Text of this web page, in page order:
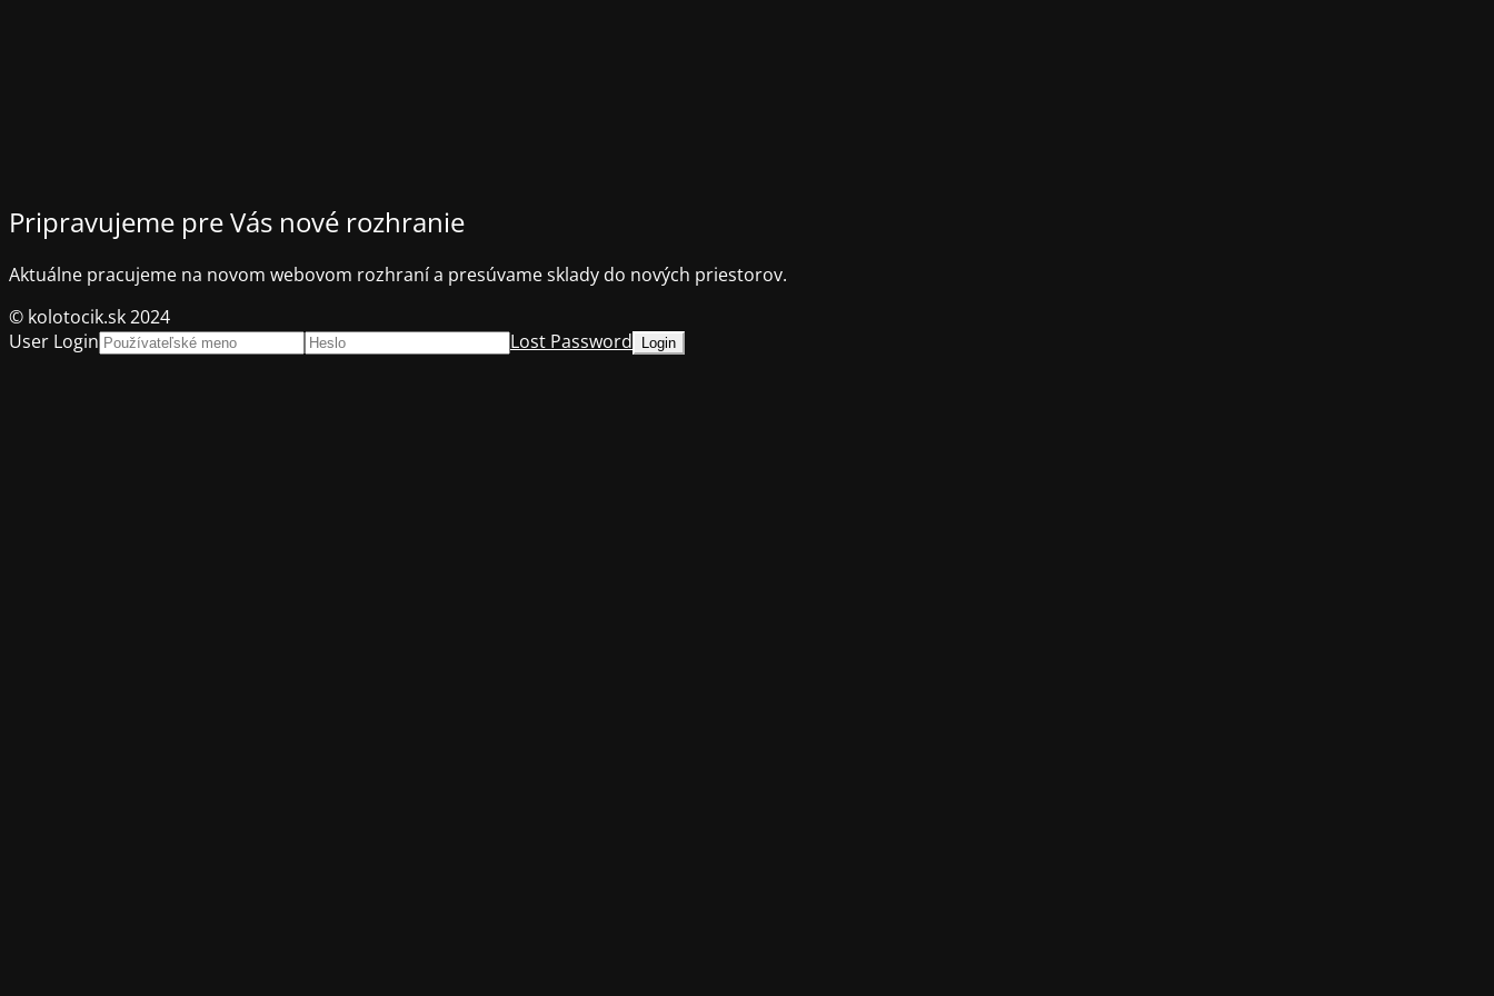
Pripravujeme pre Vás nové rozhranie
Aktuálne pracujeme na novom webovom rozhraní a presúvame sklady do nových priestorov.
© kolotocik.sk 2024
User Login
Lost Password